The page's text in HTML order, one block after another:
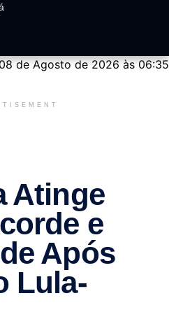
de Agosto de 2026 às 06:35
Atinge
e
Após
Lula-